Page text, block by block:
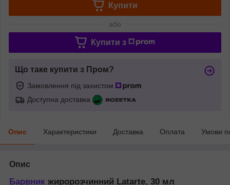
Купити
або
Купити з
Що таке купити з Пром?
Замовлення під захистом
Доступна доставка
Опис Характеристики Доставка Оплата Умови
Опис
Барвник жиророзчинний Latarte, 30 мл